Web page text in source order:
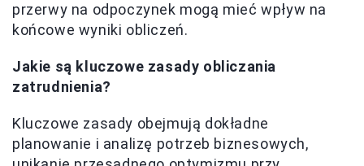
przerwy na odpoczynek mogą mieć wpływ na
końcowe wyniki obliczeń.
Jakie są kluczowe zasady obliczania
zatrudnienia?
Kluczowe zasady obejmują dokładne
planowanie i analizę potrzeb biznesowych,